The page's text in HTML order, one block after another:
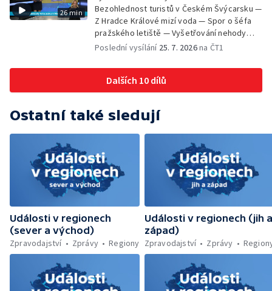
KRNAP kvůli navigaci — Dohašování požáru
lesa u Velhartic — Další rozsáhlý lesní požár
likvidovali hasiči u Dolní Radechové na
Náchodsku — Znovuotevření rozhledny na
polovině — Požár v kempu na Pardubicku —
Wonkův most po rekonstrukci — Letiště
— V Plzni přibývá nelegálních graffiti
26 min
Bezohlednost turistů v Českém Švýcarsku —
Z Hradce Králové mizí voda — Spor o šéfa
pražského letiště — Vyšetřování nehody
vlaku na Táborsku — Stavba tunelu se
silnici I/35 — Začíná letní filmová škola —
Motivace pacientů k preventivním
prohlídkám — Přibývá nehod a zranění
ubytoven v Ostravě — Vězni na
za dlouhodobé týrání psů — Kontroly
farmářských trhů — Ochrana Lesního
koupaliště v Ruprechticích — Umělý sníh na
vrcholu Černé hory — Zrestaurované sochy
se vrátily na pražský orloj
Poslední vysílání 25. 7. 2026na ČT1
Dalších 10 dílů
Ostatní také sledují
Události v regionech
(sever a východ)
Zpravodajství
Zprávy Regiony
Události v regionech (jih a
západ)
Zpravodajství
Zprávy